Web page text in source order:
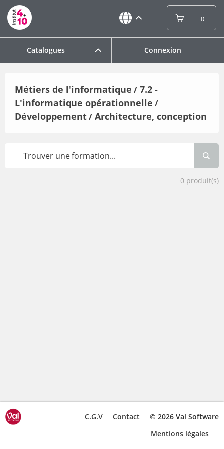
Catalogues Connexion
0
Métiers de l'informatique / 7.2 -
L'informatique opérationnelle /
Développement/ Architecture, conception
0 produit(s)
© 2026 Val Software
Contact
C.G.V
Mentions légales